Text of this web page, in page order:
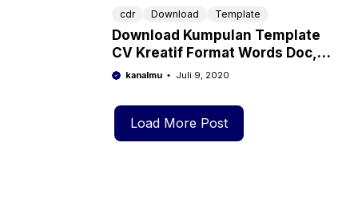
cdr Download Template
Download Kumpulan Template
CV Kreatif Format Words Doc,
Coreldraw CDR Siap di Edit
kanalmu Juli 9, 2020
Load More Post